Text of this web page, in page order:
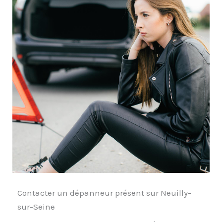
Contacter un dépanneur présent sur Neuilly-
sur-Seine